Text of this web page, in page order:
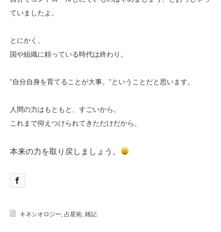
ていましたよ。
とにかく、
国や組織に頼っている時代は終わり。
”自分自身を育てることが大事。”ということだと思います。
人間の力はもともと、すごいから。
これまで抑えつけられてきただけだから。
本来の力を取り戻しましょう。
キネシオロジー, 占星術, 雑記